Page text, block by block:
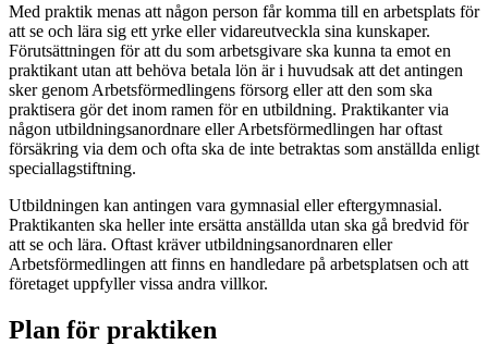
Med praktik menas att någon person får komma till en arbetsplats för
att se och lära sig ett yrke eller vidareutveckla sina kunskaper.
Förutsättningen för att du som arbetsgivare ska kunna ta emot en
praktikant utan att behöva betala lön är i huvudsak att det antingen
sker genom Arbetsförmedlingens försorg eller att den som ska
praktisera gör det inom ramen för en utbildning. Praktikanter via
någon utbildningsanordnare eller Arbetsförmedlingen har oftast
försäkring via dem och ofta ska de inte betraktas som anställda enligt
speciallagstiftning.
Utbildningen kan antingen vara gymnasial eller eftergymnasial.
Praktikanten ska heller inte ersätta anställda utan ska gå bredvid för
att se och lära. Oftast kräver utbildningsanordnaren eller
Arbetsförmedlingen att finns en handledare på arbetsplatsen och att
företaget uppfyller vissa andra villkor.
Plan för praktiken